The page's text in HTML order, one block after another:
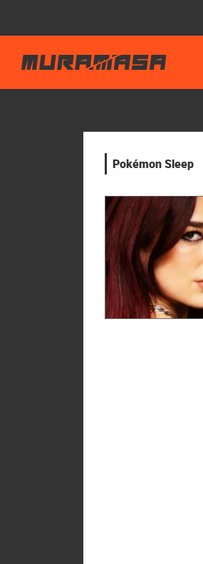
Pokémon Sleep